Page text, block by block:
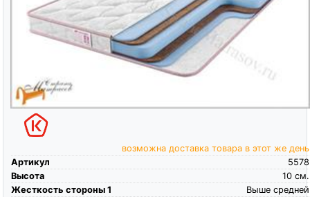
возможна доставка товара в этот же день
Артикул
5578
Высота
см.
10
Жесткость стороны 1
Выше средней